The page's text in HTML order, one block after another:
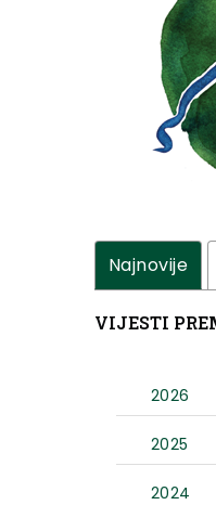
Najnovije
VIJESTI
2026
2025
2024